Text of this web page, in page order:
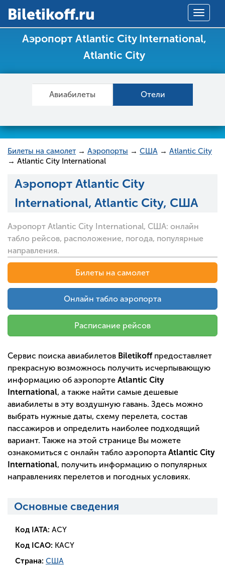
Toggle
Вiletikoff.ru
Аэропорт Atlantic City International,
Atlantic City
Авиабилеты Отели
Билеты на самолет → Аэропорты → США → Atlantic City
→ Atlantic City International
Аэропорт Atlantic City
International, Atlantic City, США
Аэропорт Atlantic City International, США: онлайн
табло рейсов, расположение, погода, популярные
направления.
Билеты на самолет
Онлайн табло аэропорта
Расписание рейсов
Сервис поиска авиабилетов Biletikoffпредоставляет
прекрасную возможнось получить исчерпывающую
информацию об аэропорте Atlantic City
International, а также найти самые дешевые
авиабилеты в эту воздушную гавань. Здесь можно
выбрать нужные даты, схему перелета, состав
пассажиров и определить наиболее подходящий
вариант. Также на этой странице Вы можете
ознакомиться с онлайн табло аэропорта Atlantic City
International, получить информацию о популярных
направлениях перелетов и погодных условиях.
Основные сведения
Код IATA: ACY
Код ICAO: KACY
Страна: США